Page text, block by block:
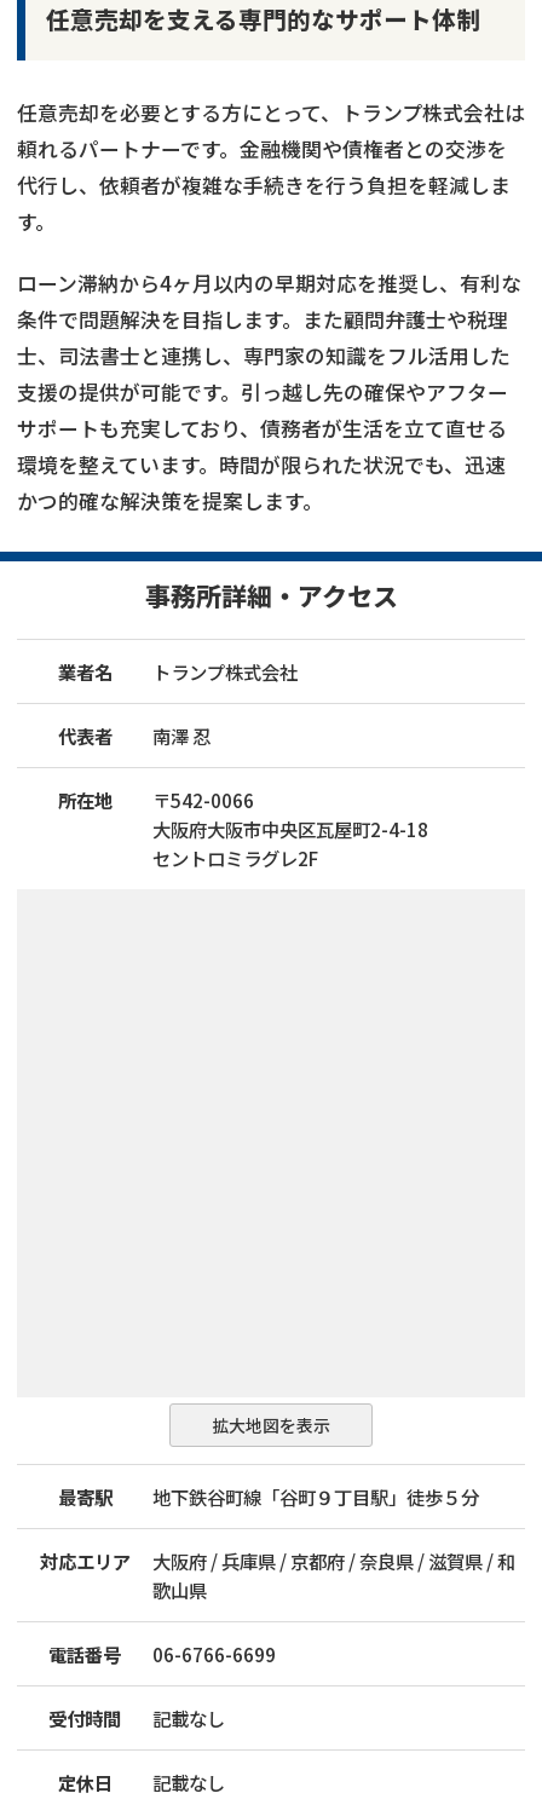
任意売却を支える専門的なサポート体制
任意売却を必要とする方にとって、トランプ株式会社は
頼れるパートナーです。金融機関や債権者との交渉を
代行し、依頼者が複雑な手続きを行う負担を軽減しま
す。
ローン滞納から4ヶ月以内の早期対応を推奨し、有利な
条件で問題解決を目指します。また顧問弁護士や税理
士、司法書士と連携し、専門家の知識をフル活用した
支援の提供が可能です。引っ越し先の確保やアフター
サポートも充実しており、債務者が生活を立て直せる
環境を整えています。時間が限られた状況でも、迅速
かつ的確な解決策を提案します。
事務所詳細・アクセス
業者名 トランプ株式会社
代表者 南澤 忍
所在地 〒542-0066
大阪府大阪市中央区瓦屋町2-4-18
セントロミラグレ2F
拡大地図を表示
最寄駅 地下鉄谷町線「谷町９丁目駅」徒歩５分
対応エリア
大阪府 / 兵庫県 / 京都府 / 奈良県 / 滋賀県 / 和
歌山県
電話番号 06-6766-6699
受付時間 記載なし
定休日 記載なし